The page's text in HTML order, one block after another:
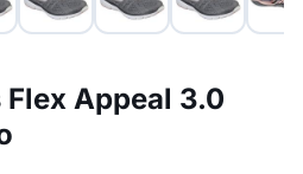
Appeal 3.0